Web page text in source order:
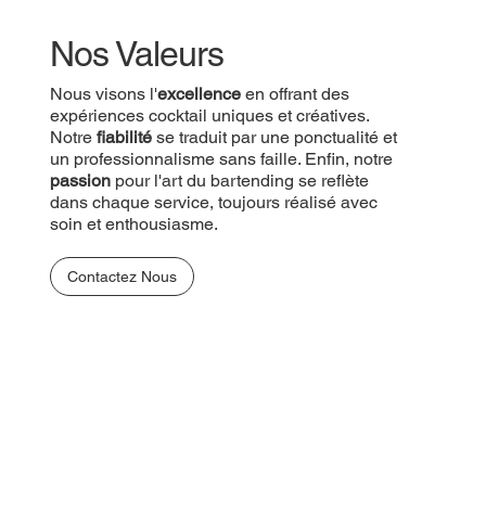
Nos Valeurs
Nous visons l'excellenceen offrant des
expériences cocktail uniques et créatives.
Notre fiabilité se traduit par une ponctualité et
un professionnalisme sans faille. Enfin, notre
passionpour l'art du bartending se reflète
dans chaque service, toujours réalisé avec
soin et enthousiasme.
Contactez Nous